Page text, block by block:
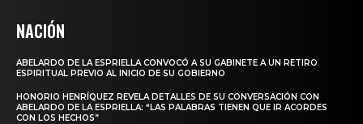
NACIÓN
ABELARDO DE LA ESPRIELLA CONVOCÓ A SU GABINETE A UN RETIRO
ESPIRITUAL PREVIO AL INICIO DE SU GOBIERNO
HONORIO HENRÍQUEZ REVELA DETALLES DE SU CONVERSACIÓN CON
ABELARDO DE LA ESPRIELLA: “LAS PALABRAS TIENEN QUE IR ACORDES
CON LOS HECHOS”